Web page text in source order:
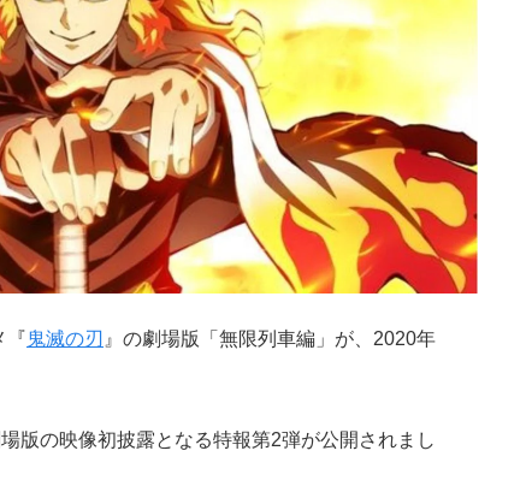
『鬼滅の刃 』の劇場版「無限列車編」が、2020年
版の映像初披露となる特報第2弾が公開されまし